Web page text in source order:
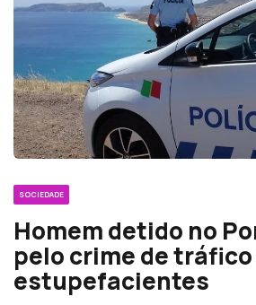
SOCIEDADE
Homem detido no
pelo crime de tráfico
estupefacientes